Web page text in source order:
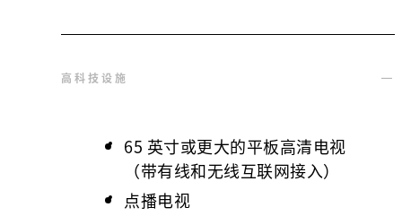
高科技设施
65 英寸或更大的平板高清电视
（带有线和无线互联网接入）
点播电视